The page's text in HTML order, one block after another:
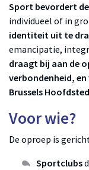
Sport bevordert
individueel of in
identiteit uit te
emancipatie,
draagt bij aan de
verbondenheid,
Brussels
Voor wie?
De oproep is
Sportclubs